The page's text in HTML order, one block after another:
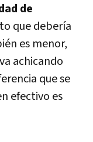
de
que debería
es menor,
achicando
que se
efectivo es